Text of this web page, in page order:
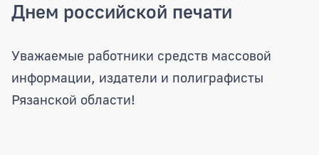
Днем российской печати
Поздравление Председателя
Уважаемые работники средств массовой
информации, издатели и полиграфисты
Рязанской области!